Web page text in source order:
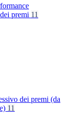
premi 11
dei premi (da
11